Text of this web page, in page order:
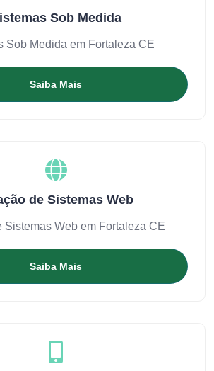
Sob Medida
Sob Medida em Fortaleza CE
Saiba Mais
de Sistemas Web
Sistemas Web em Fortaleza CE
Saiba Mais